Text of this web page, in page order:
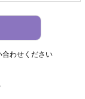
合わせください